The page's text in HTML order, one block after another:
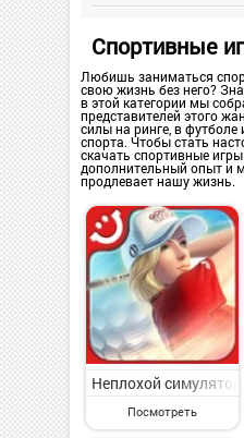
Спортивные
Любишь заниматься
свою жизнь без него?
в этой категории мы
представителей этого
силы на ринге, в
спорта. Чтобы стать
скачать спортивные
дополнительный опыт и
продлевает нашу жизнь.
Неплохой
Посмотреть